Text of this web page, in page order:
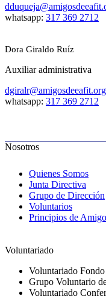
whatsapp: 317 369 2712
Dora Giraldo Ruíz
Auxiliar administrativa
dgiralr@amigosdeeafit.org
whatsapp: 317 369 2712
Nosotros
Quienes Somos
Junta Directiva
Grupo de Dirección
Voluntarios
Principios de
Voluntariado
Voluntariado Fondo
Grupo Voluntario
Voluntariado